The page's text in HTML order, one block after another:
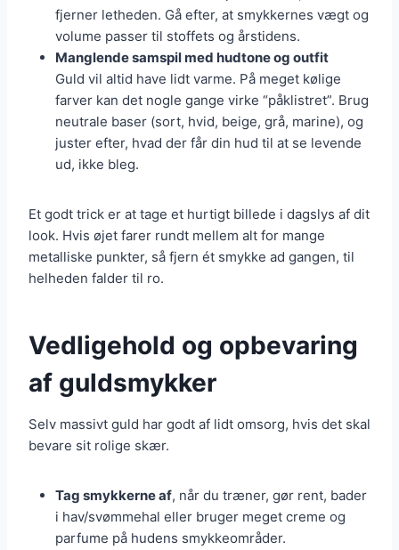
fjerner letheden. Gå efter, at smykkernes vægt og
volume passer til stoffets og årstidens.
Manglende samspil med hudtone og outfit
Guld vil altid have lidt varme. På meget kølige
farver kan det nogle gange virke “påklistret”. Brug
neutrale baser (sort, hvid, beige, grå, marine), og
juster efter, hvad der får din hud til at se levende
ud, ikke bleg.
Et godt trick er at tage et hurtigt billede i dagslys af dit
look. Hvis øjet farer rundt mellem alt for mange
metalliske punkter, så fjern ét smykke ad gangen, til
helheden falder til ro.
Vedligehold og opbevaring
af guldsmykker
Selv massivt guld har godt af lidt omsorg, hvis det skal
bevare sit rolige skær.
Tag smykkerne af, når du træner, gør rent, bader
i hav/svømmehal eller bruger meget creme og
parfume på hudens smykkeområder.